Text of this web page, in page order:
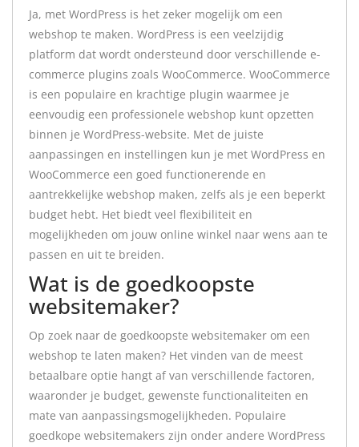
Ja, met WordPress is het zeker mogelijk om een
webshop te maken. WordPress is een veelzijdig
platform dat wordt ondersteund door verschillende e-
commerce plugins zoals WooCommerce. WooCommerce
is een populaire en krachtige plugin waarmee je
eenvoudig een professionele webshop kunt opzetten
binnen je WordPress-website. Met de juiste
aanpassingen en instellingen kun je met WordPress en
WooCommerce een goed functionerende en
aantrekkelijke webshop maken, zelfs als je een beperkt
budget hebt. Het biedt veel flexibiliteit en
mogelijkheden om jouw online winkel naar wens aan te
passen en uit te breiden.
Wat is de goedkoopste
websitemaker?
Op zoek naar de goedkoopste websitemaker om een
webshop te laten maken? Het vinden van de meest
betaalbare optie hangt af van verschillende factoren,
waaronder je budget, gewenste functionaliteiten en
mate van aanpassingsmogelijkheden. Populaire
goedkope websitemakers zijn onder andere WordPress